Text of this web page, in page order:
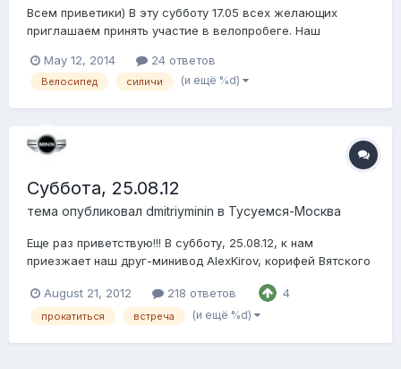
Всем приветики) В эту субботу 17.05 всех желающих
приглашаем принять участие в велопробеге. Наш
арендованная беседка и вкусные угощения и хорошая
компания))) С собой иметь велосипед, хорошее
May 12, 2014 24 ответов
Велосипед силичи (и ещё %d)
Суббота, 25.08.12
тема опубликовал dmitriyminin в Тусуемся-Москва
Еще раз приветствую!!! В субботу, 25.08.12, к нам
приезжает наш друг-минивод AlexKirov, корифей Вятского
желающим неспешно прокатится по ночной Москве на
любимых машинках и пообщаться за кружечкой кофе в
August 21, 2012 218 ответов 4
прокатиться встреча (и ещё %d)